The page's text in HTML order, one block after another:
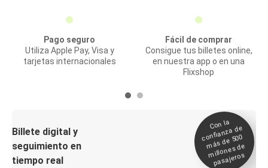
Pago seguro
Utiliza Apple Pay, Visa y
tarjetas internacionales
Fácil de comprar
Consigue tus billetes online,
en nuestra app o en una
Flixshop
Billete digital y
seguimiento en
tiempo real
Con la
confianza de
más de 500
millones de
pasajeros